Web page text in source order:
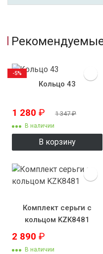
Кольцо 43
1 280 ₽ 1 347₽
В наличии
В корзину
-5%
Комплект серьги с
кольцом KZK8481
2 890 ₽
В наличии